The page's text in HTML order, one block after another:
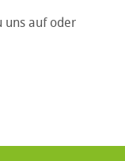
uns auf oder